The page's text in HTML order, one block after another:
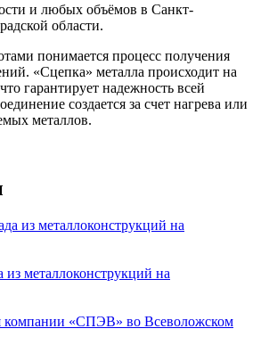
и любых объёмов в Санкт-
области.
понимается процесс получения
«Сцепка» металла происходит на
гарантирует надежность всей
создается за счет нагрева или
металлов.
из металлоконструкций на